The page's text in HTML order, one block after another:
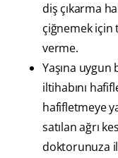
diş çıkarma
çiğnemek için
verme.
Yaşına
iltihabını
hafifletmeye
satılan ağrı
doktorunuza